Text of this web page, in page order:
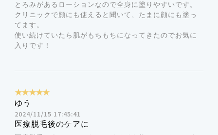
水、ＢＧ、グリセリン、ペンチレングリコール、ヒト
脂肪細胞順化培養液エキス、ヒアルロン酸Na、加水分
解コラーゲン、セラミドＮＰ、セラミドＮＧ、セラミ
ドＡＰ、加水分解ローヤルゼリータンパク、ヘキサカ
ール、グリチルリチン酸2K、（アスコルビル／トコフ
ェリル）リン酸Ｋ、水添レシチン、ポリソルベート８
０、ＰＥＧ－６０水添ヒマシ油、キサンタンガム、ポ
リアクリル酸Na、カプリリルグリコール、１,２－ヘ
とろみがあるローションなので全身に塗りやすいです。
クリニックで顔にも使えると聞いて、たまに顔にも塗っ
てます。
使い続けていたら肌がもちもちになってきたのでお気に
入りです！
★★★★★
ゆう
2024/11/15 17:45:41
医療脱毛後のケアに